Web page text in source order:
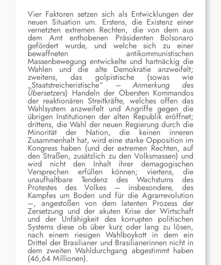
Vier Faktoren setzen sich als Entwicklungen der
neuen Situation um. Erstens, die Existenz einer
vernetzten extremen Rechten, die von dem aus
dem Amt enthobenen Präsidenten Bolsonaro
gefördert wurde, und welche sich zu einer
bewaffneten antikommunistischen
Massenbewegung entwickelte und hartnäckig die
Wahlen und die alte Demokratie anzweifelt;
zweitens, das golpistische (sowas wie
„Staatstreicheristische“ – Anmerkung des
Übersetzers) Handeln der Obersten Kommandos
der reaktionären Streitkräfte, welches offen das
Wahlsystem anzweifelt und Angriffe gegen die
übrigen Institutionen der alten Republik eröffnet;
drittens, die Wahl der neuen Regierung durch die
Minorität der Nation, die keinen inneren
Zusammenhalt hat, wird eine starke Opposition im
Kongress haben (und der extremen Rechten, auf
den Straßen, zusätzlich zu den Volksmassen) und
wird nicht den Inhalt ihrer demagogischen
Versprechen erfüllen können; viertens, die
unaufhaltbare Tendenz des Wachstums des
Protestes des Volkes – insbesondere, des
Kampfes um Boden und für die Agrarrevolution
–, angestoßen von dem latenten Prozess der
Zersetzung und der akuten Krise der Wirtschaft
und der Unfähigkeit des korrupten politischen
Systems diese ob über kurz oder lang zu lösen,
nach einem riesigen Wahlboykott in dem ein
Drittel der Brasilianer und Brasilianerinnen nicht in
dem zweiten Wahldurchgang abgestimmt haben
(46,64 Millionen).